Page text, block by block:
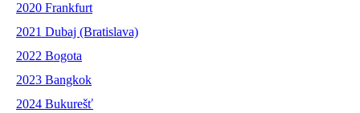
2020 Frankfurt
2021 Dubaj (Bratislava)
2022 Bogota
2023 Bangkok
2024 Bukurešť